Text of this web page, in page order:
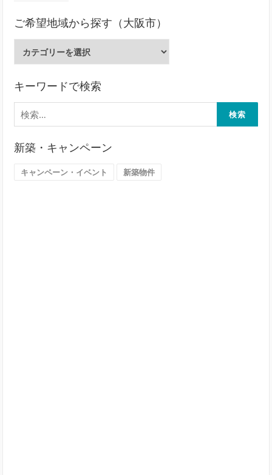
ご希望地域から探す（大阪市）
地
か
ら
す
キーワードで検索
検
索:
新築・キャンペーン
キャンペーン・イベント 新築物件